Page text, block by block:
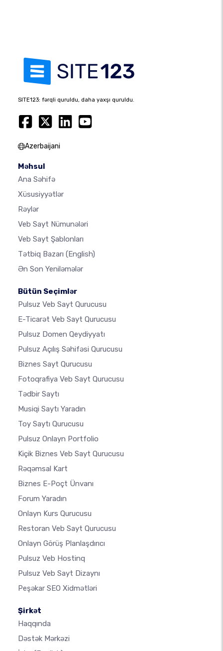
SITE123: fərqli quruldu, daha yaxşı quruldu.
Azerbaijani
Məhsul
Ana Səhifə
Xüsusiyyətlər
Rəylər
Veb Sayt Nümunələri
Veb Sayt Şablonları
Tətbiq Bazarı (English)
Ən Son Yeniləmələr
Bütün Seçimlər
Pulsuz Veb Sayt Qurucusu
E-Ticarət Veb Sayt Qurucusu
Pulsuz Domen Qeydiyyatı
Pulsuz Açılış Səhifəsi Qurucusu
Biznes Sayt Qurucusu
Fotoqrafiya Veb Sayt Qurucusu
Tədbir Saytı
Musiqi Saytı Yaradın
Toy Saytı Qurucusu
Pulsuz Onlayn Portfolio
Kiçik Biznes Veb Sayt Qurucusu
Rəqəmsal Kart
Biznes E-Poçt Ünvanı
Forum Yaradın
Onlayn Kurs Qurucusu
Restoran Veb Sayt Qurucusu
Onlayn Görüş Planlaşdırıcı
Pulsuz Veb Hostinq
Pulsuz Veb Sayt Dizaynı
Peşəkar SEO Xidmətləri
Şirkət
Haqqında
Dəstək Mərkəzi